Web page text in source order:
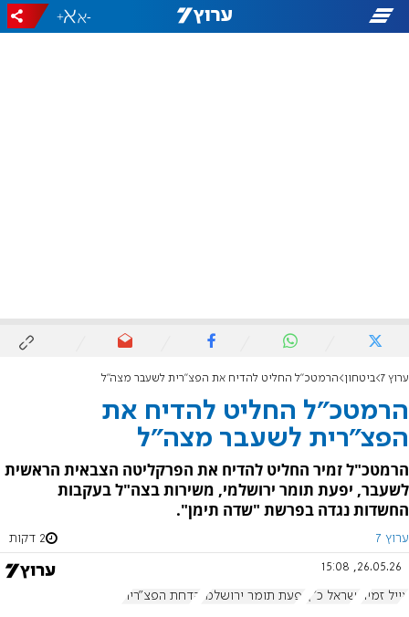
-
+
ערוץ 7 ביטחון הרמטכ"ל החליט להדיח את הפצ"רית לשעבר מצה"ל
הרמטכ"ל החליט להדיח את
הפצ"רית לשעבר מצה"ל
הרמטכ"ל זמיר החליט להדיח את הפרקליטה הצבאית הראשית
לשעבר, יפעת תומר ירושלמי, משירות בצה"ל בעקבות
החשדות נגדה בפרשת "שדה תימן".
ערוץ 7 2 דקות
26.05.26, 15:08
אייל זמיר ישראל כ"ץ יפעת תומר ירושלמי הדחת הפצ"רית